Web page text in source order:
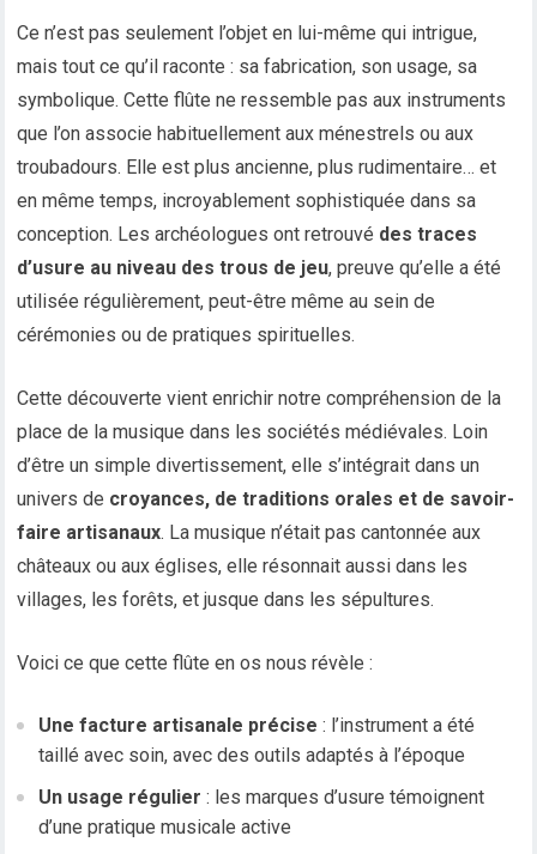
Ce n’est pas seulement l’objet en lui-même qui intrigue,
mais tout ce qu’il raconte : sa fabrication, son usage, sa
symbolique. Cette flûte ne ressemble pas aux instruments
que l’on associe habituellement aux ménestrels ou aux
troubadours. Elle est plus ancienne, plus rudimentaire… et
en même temps, incroyablement sophistiquée dans sa
conception. Les archéologues ont retrouvé des traces
d’usure au niveau des trous de jeu, preuve qu’elle a été
utilisée régulièrement, peut-être même au sein de
cérémonies ou de pratiques spirituelles.
Cette découverte vient enrichir notre compréhension de la
place de la musique dans les sociétés médiévales. Loin
d’être un simple divertissement, elle s’intégrait dans un
univers de croyances, de traditions orales et de savoir-
faire artisanaux. La musique n’était pas cantonnée aux
châteaux ou aux églises, elle résonnait aussi dans les
villages, les forêts, et jusque dans les sépultures.
Voici ce que cette flûte en os nous révèle :
Une facture artisanale précise : l’instrument a été
taillé avec soin, avec des outils adaptés à l’époque
Un usage régulier : les marques d’usure témoignent
d’une pratique musicale active